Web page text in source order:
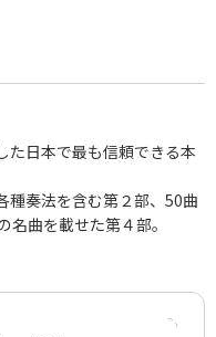
た日本で最も信頼できる本
種奏法を含む第２部、50曲
曲を載せた第４部。